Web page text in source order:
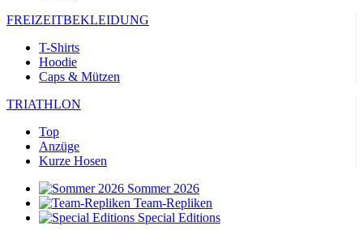
FREIZEITBEKLEIDUNG
T-Shirts
Hoodie
Caps & Mützen
TRIATHLON
Top
Anzüge
Kurze Hosen
Sommer 2026
Team-Repliken
Special Editions